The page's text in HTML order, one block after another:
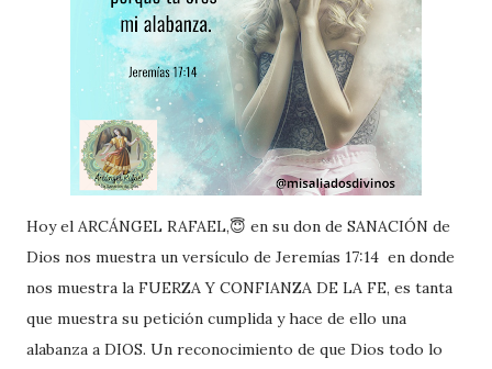
Hoy el ARCÁNGEL RAFAEL,😇 en su don de SANACIÓN de
Dios nos muestra un versículo de Jeremías 17:14 en donde
nos muestra la FUERZA Y CONFIANZA DE LA FE, es tanta
que muestra su petición cumplida y hace de ello una
alabanza a DIOS. Un reconocimiento de que Dios todo lo